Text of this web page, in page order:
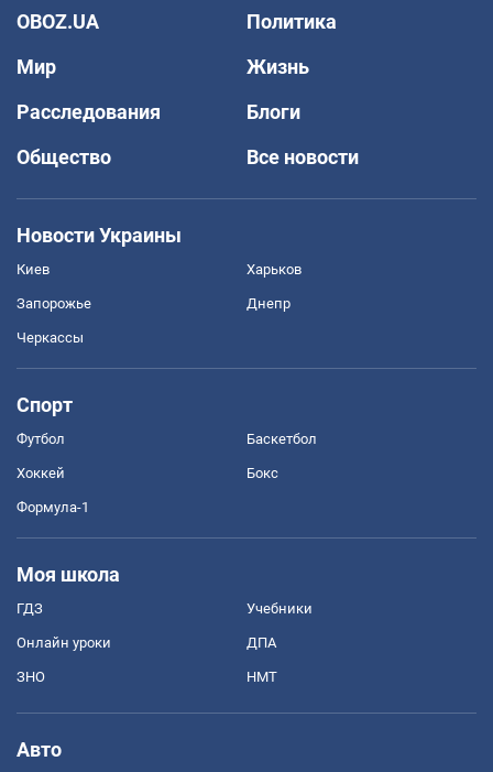
OBOZ.UA
Политика
Мир
Жизнь
Расследования
Блоги
Общество
Все новости
Новости Украины
Киев Харьков
Запорожье Днепр
Черкассы
Спорт
Футбол Баскетбол
Хоккей Бокс
Формула-1
Моя школа
ГДЗ Учебники
Онлайн уроки ДПА
ЗНО НМТ
Авто